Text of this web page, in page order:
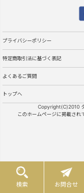
プライバシーポリシー
特定商取引法に基づく表記
よくあるご質問
トップへ
Copyright(C)2010
このホームページに掲載され
検索 お問合せ